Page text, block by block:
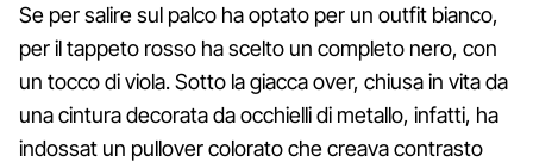
Se per salire sul palco ha optato per un outfit bianco,
per il tappeto rosso ha scelto un completo nero, con
un tocco di viola. Sotto la giacca over, chiusa in vita da
una cintura decorata da occhielli di metallo, infatti, ha
indossat un pullover colorato che creava contrasto